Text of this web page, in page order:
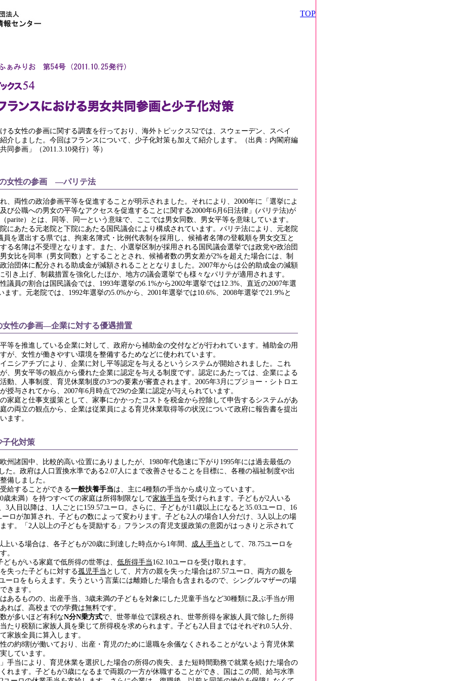
TOP
る女性の参画に関する調査を行っており、海外トピックス52では、スウェーデン、スペイ
介しました。今回はフランスについて、少子化対策も加えて紹介します。（出典：内閣府編
同参画」（2011.3.10発行）等）
女性の参画 ―パリテ法
、両性の政治参画平等を促進することが明示されました。それにより、2000年に「選挙によ
び公職への男女の平等なアクセスを促進することに関する2000年6月6日法律」(パリテ法)が
parite）とは、同等、同一という意味で、ここでは男女同数、男女平等を意味しています。
にあたる元老院と下院にあたる国民議会により構成されています。パリテ法により、元老院
員を選出する県では、拘束名簿式・比例代表制を採用し、候補者名簿の登載順を男女交互と
る名簿は不受理となります。また、小選挙区制が採用される国民議会選挙では政党や政治団
女比を同率（男女同数）とすることとされ、候補者数の男女差が2%を超えた場合には、制
治団体に配分される助成金が減額されることとなりました。2007年からは公的助成金の減額
引き上げ、制裁措置を強化したほか、地方の議会選挙でも様々なパリテが適用されます。
議員の割合は国民議会では、1993年選挙の6.1%から2002年選挙では12.3%、直近の2007年選
ます。元老院では、1992年選挙の5.0%から、2001年選挙では10.6%、2008年選挙で21.9%と
性の参画―企業に対する優遇措置
等を推進している企業に対して、政府から補助金の交付などが行われています。補助金の用
が、女性が働きやすい環境を整備するためなどに使われています。
ニシアチブにより、企業に対し平等認定を与えるというシステムが開始されました。これ
、男女平等の観点から優れた企業に認定を与える制度です。認定にあたっては、企業による
動、人事制度、育児休業制度の3つの要素が審査されます。2005年3月にプジョー・シトロエ
授与されてから、2007年6月時点で29の企業に認定が与えられています。
家庭と仕事支援策として、家事にかかったコストを税金から控除して申告するシステムがあ
の両立の観点から、企業は従業員による育児休業取得等の状況について政府に報告書を提出
ます。
化対策
州諸国中、比較的高い位置にありましたが、1980年代急速に下がり1995年には過去最低の
た。政府は人口置換水準である2.07人にまで改善させることを目標に、各種の福祉制度や出
備しました。
給することができる一般扶養手当は、主に4種類の手当から成り立っています。
歳未満）を持つすべての家庭は所得制限なしで家族手当 を受けられます。子どもが2人いる
3人目以降は、1人ごとに159.57ユーロ。さらに、子どもが11歳以上になると35.03ユーロ、16
ーロが加算され、子どもの数によって変わります。子ども2人の場合1人分だけ、3人以上の場
す。「2人以上の子どもを奨励する」フランスの育児支援政策の意図がはっきりと示されて
いる場合は、各子どもが20歳に到達した時点から1年間、 成人手当 として、78.75ユーロを
。
どもがいる家庭で低所得の世帯は、 低所得手当 162.10ユーロを受け取れます。
失った子どもに対する孤児手当 として、片方の親を失った場合は87.57ユーロ、両方の親を
ーロをもらえます。失うという言葉には離婚した場合も含まれるので、シングルマザーの場
きます。
あるものの、出産手当、3歳未満の子どもを対象にした児童手当など30種類に及ぶ手当が用
れば、高校までの学費は無料です。
が多いほど有利なN分N乗方式で、世帯単位で課税され、世帯所得を家族人員で除した所得
たり税額に家族人員を乗じて所得税を求められます。子ども2人目まではそれぞれ0.5人分、
家族全員に算入します。
の約8割が働いており、出産・育児のために退職を余儀なくされることがないよう育児休業
しています。
手当により、育児休業を選択した場合の所得の喪失、また短時間勤務で就業を続けた場合の
れます。子どもが3歳になるまで両親の一方が休職することができ、国はこの間、給与水準